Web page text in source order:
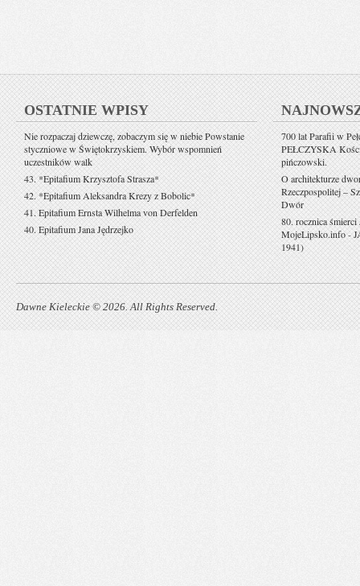
OSTATNIE WPISY
Nie rozpaczaj dziewczę, zobaczym się w niebie Powstanie
styczniowe w Świętokrzyskiem. Wybór wspomnień
uczestników walk
43. *Epitafium Krzysztofa Strasza*
42. *Epitafium Aleksandra Krezy z Bobolic*
41. Epitafium Ernsta Wilhelma von Derfelden
40. Epitafium Jana Jędrzejko
700 lat Parafii w
PEŁCZYSKA
pińczowski.
O architekturze
Rzeczpospolitej –
Dwór
80. rocznica
MojeLipsko.info-
1941)
Dawne Kieleckie © 2026. All Rights Reserved.